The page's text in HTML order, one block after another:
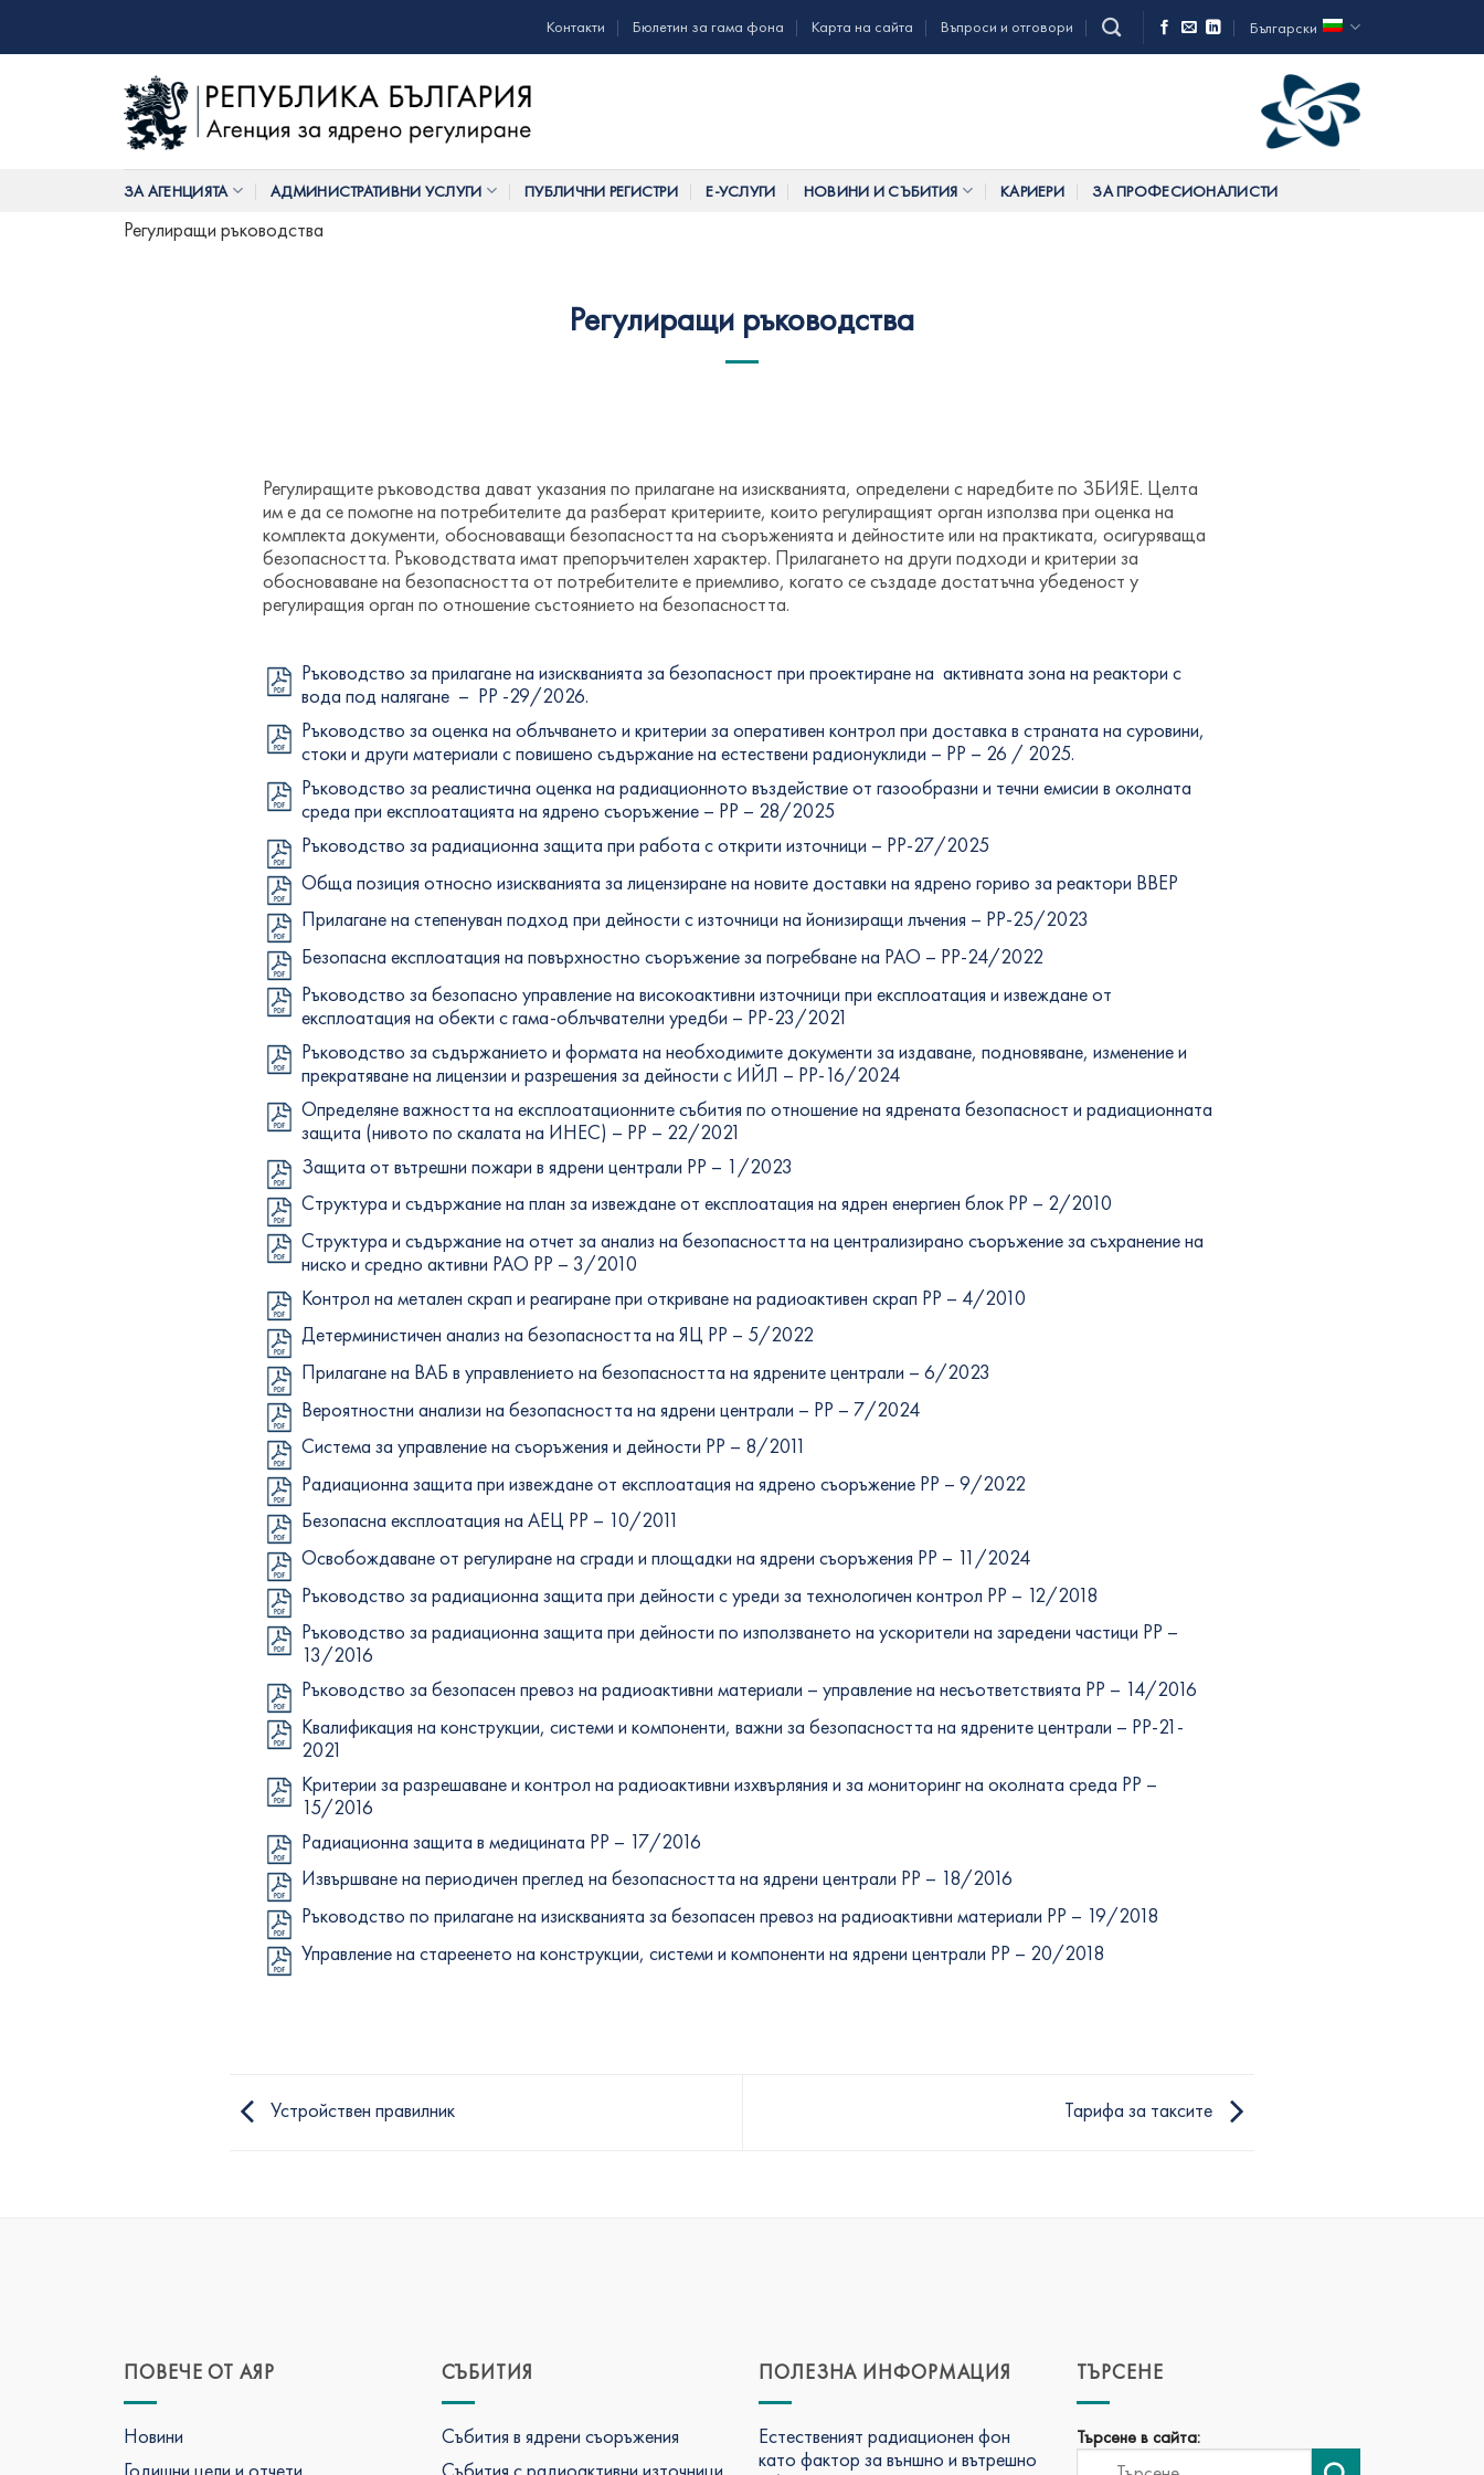
Контакти Бюлетин за гама фона Карта на сайта Въпроси и отговори Български
ЗА АГЕНЦИЯТА АДМИНИСТРАТИВНИ УСЛУГИ ПУБЛИЧНИ РЕГИСТРИ Е-УСЛУГИ НОВИНИ И СЪБИТИЯ КАРИЕРИ ЗА ПРОФЕСИОНАЛИСТИ
Регулиращи ръководства
Регулиращи ръководства
Регулиращите ръководства дават указания по прилагане на изискванията, определени с наредбите по ЗБИЯЕ. Целта
им е да се помогне на потребителите да разберат критериите, които регулиращият орган използва при оценка на
комплекта документи, обосноваващи безопасността на съоръженията и дейностите или на практиката, осигуряваща
безопасността. Ръководствата имат препоръчителен характер. Прилагането на други подходи и критерии за
обосноваване на безопасността от потребителите е приемливо, когато се създаде достатъчна убеденост у
регулиращия орган по отношение състоянието на безопасността.
Ръководство за прилагане на изискванията за безопасност при проектиране на активната зона на реактори с
вода под налягане – РР -29/2026.
Ръководство за оценка на облъчването и критерии за оперативен контрол при доставка в страната на суровини,
стоки и други материали с повишено съдържание на естествени радионуклиди – РР – 26 / 2025.
Ръководство за реалистична оценка на радиационното въздействие от газообразни и течни емисии в околната
среда при експлоатацията на ядрено съоръжение – PP – 28/2025
Ръководство за радиационна защита при работа с открити източници – РР-27/2025
Обща позиция относно изискванията за лицензиране на новите доставки на ядрено гориво за реактори ВВЕР
Прилагане на степенуван подход при дейности с източници на йонизиращи лъчения – РР-25/2023
Безопасна експлоатация на повърхностно съоръжение за погребване на РАО – РР-24/2022
Ръководство за безопасно управление на високоактивни източници при експлоатация и извеждане от
експлоатация на обекти с гама-облъчвателни уредби – РР-23/2021
Ръководство за съдържанието и формата на необходимите документи за издаване, подновяване, изменение и
прекратяване на лицензии и разрешения за дейности с ИЙЛ – PP-16/2024
Определяне важността на експлоатационните събития по отношение на ядрената безопасност и радиационната
защита (нивото по скалата на ИНЕС) – РР – 22/2021
Защита от вътрешни пожари в ядрени централи РР – 1/2023
Структура и съдържание на план за извеждане от експлоатация на ядрен енергиен блок РР – 2/2010
Структура и съдържание на отчет за анализ на безопасността на централизирано съоръжение за съхранение на
ниско и средно активни РАО РР – 3/2010
Контрол на метален скрап и реагиране при откриване на радиоактивен скрап РР – 4/2010
Детерминистичен анализ на безопасността на ЯЦ РР – 5/2022
Прилагане на ВАБ в управлението на безопасността на ядрените централи – 6/2023
Вероятностни анализи на безопасността на ядрени централи – РР – 7/2024
Система за управление на съоръжения и дейности РР – 8/2011
Радиационна защита при извеждане от експлоатация на ядрено съоръжение РР – 9/2022
Безопасна експлоатация на АЕЦ РР – 10/2011
Освобождаване от регулиране на сгради и площадки на ядрени съоръжения РР – 11/2024
Ръководство за радиационна защита при дейности с уреди за технологичен контрол PP – 12/2018
Ръководство за радиационна защита при дейности по използването на ускорители на заредени частици PP –
13/2016
Ръководство за безопасен превоз на радиоактивни материали – управление на несъответствията PP – 14/2016
Квалификация на конструкции, системи и компоненти, важни за безопасността на ядрените централи – РР-21-
2021
Критерии за разрешаване и контрол на радиоактивни изхвърляния и за мониторинг на околната среда PP –
15/2016
Радиационна защита в медицината PP – 17/2016
Извършване на периодичен преглед на безопасността на ядрени централи PP – 18/2016
Ръководство по прилагане на изискванията за безопасен превоз на радиоактивни материали PP – 19/2018
Управление на стареенето на конструкции, системи и компоненти на ядрени централи PP – 20/2018
Устройствен правилник Тарифа за таксите
ПОВЕЧЕ ОТ АЯР
Новини
СЪБИТИЯ
Събития в ядрени съоръжения
ПОЛЕЗНА ИНФОРМАЦИЯ
Естественият радиационен фон
като фактор за външно и вътрешно
ТЪРСЕНЕ
Търсене в сайта: